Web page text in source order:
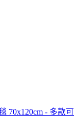
70x120cm - 多款可